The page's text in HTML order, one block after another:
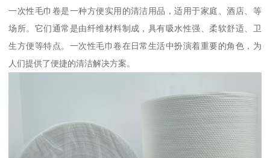
一次性毛巾卷是一种方便实用的清洁用品，适用于家庭、酒店、等
场所。它们通常是由纤维材料制成，具有吸水性强、柔软舒适、卫
生方便等特点。一次性毛巾卷在日常生活中扮演着重要的角色，为
人们提供了便捷的清洁解决方案。